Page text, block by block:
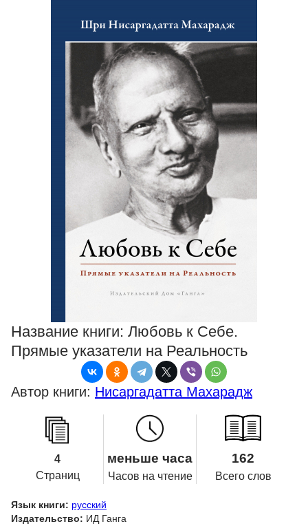
Название книги: Любовь к Себе.
Прямые указатели на Реальность
Автор книги: Нисаргадатта Махарадж
4
Страниц
меньше часа
Часов на чтение
162
Всего слов
Язык книги: русский
Издательство: ИД Ганга